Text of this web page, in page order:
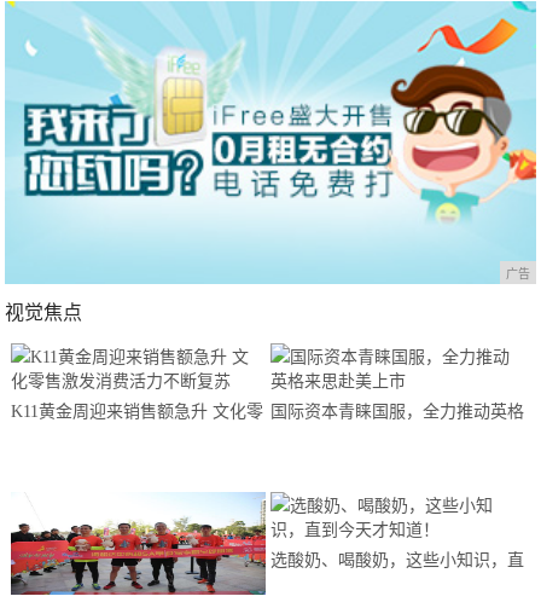
广告
视觉焦点
K11黄金周迎来销售额急升 文化零 国际资本青睐国服，全力推动英格
选酸奶、喝酸奶，这些小知识，直